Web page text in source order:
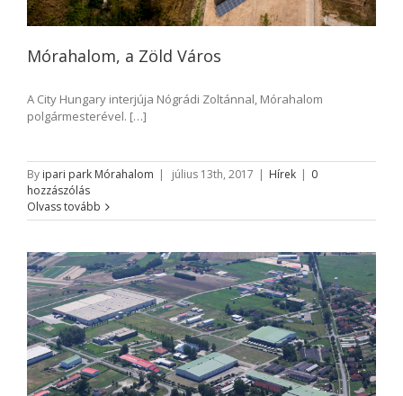
Mórahalom, a Zöld Város
A City Hungary interjúja Nógrádi Zoltánnal, Mórahalom
polgármesterével. […]
By ipari park Mórahalom | július 13th, 2017 | Hírek | 0
hozzászólás
Olvass tovább